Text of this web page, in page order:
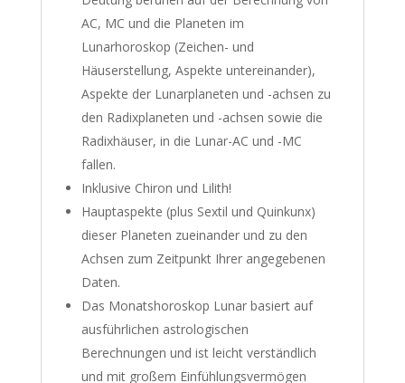
AC, MC und die Planeten im
Lunarhoroskop (Zeichen- und
Häuserstellung, Aspekte untereinander),
Aspekte der Lunarplaneten und -achsen zu
den Radixplaneten und -achsen sowie die
Radixhäuser, in die Lunar-AC und -MC
fallen.
Inklusive Chiron und Lilith!
Hauptaspekte (plus Sextil und Quinkunx)
dieser Planeten zueinander und zu den
Achsen zum Zeitpunkt Ihrer angegebenen
Daten.
Das Monatshoroskop Lunar basiert auf
ausführlichen astrologischen
Berechnungen und ist leicht verständlich
und mit großem Einfühlungsvermögen